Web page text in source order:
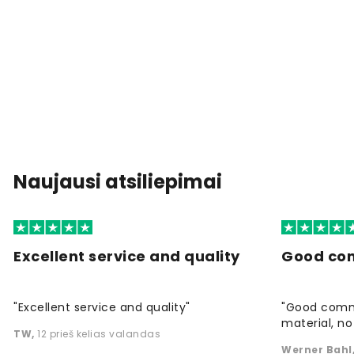
Naujausi atsiliepimai
Excellent service and quality
"Excellent service and quality"
TW, 12 prieš kelias valandas
Good
"Good
material,
Werner Bahl